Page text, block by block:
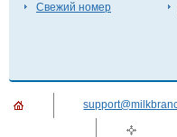
Свежий номер